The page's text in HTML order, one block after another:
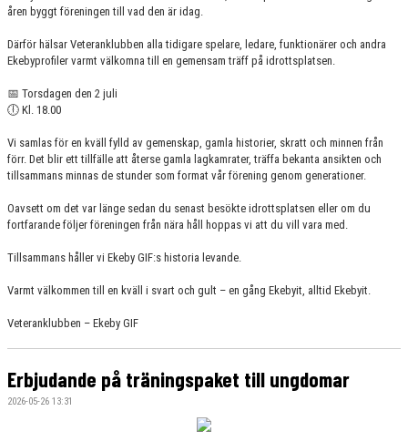
åren byggt föreningen till vad den är idag.
Därför hälsar Veteranklubben alla tidigare spelare, ledare, funktionärer och andra
Ekebyprofiler varmt välkomna till en gemensam träff på idrottsplatsen.
📅 Torsdagen den 2 juli
🕕 Kl. 18.00
Vi samlas för en kväll fylld av gemenskap, gamla historier, skratt och minnen från
förr. Det blir ett tillfälle att återse gamla lagkamrater, träffa bekanta ansikten och
tillsammans minnas de stunder som format vår förening genom generationer.
Oavsett om det var länge sedan du senast besökte idrottsplatsen eller om du
fortfarande följer föreningen från nära håll hoppas vi att du vill vara med.
Tillsammans håller vi Ekeby GIF:s historia levande.
Varmt välkommen till en kväll i svart och gult – en gång Ekebyit, alltid Ekebyit.
Veteranklubben – Ekeby GIF
Erbjudande på träningspaket till ungdomar
2026-05-26 13:31